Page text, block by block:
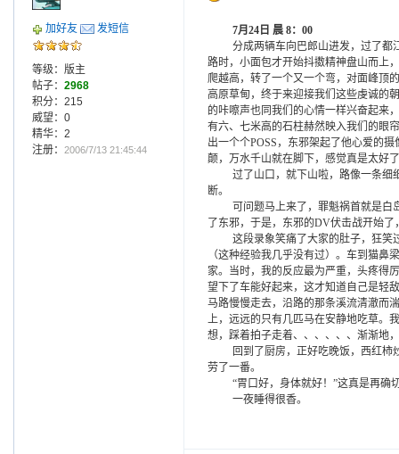
加好友 发短信
等级：版主
帖子： 2968
积分：215
威望：0
精华：2
注册： 2006/7/13 21:45:44
7月 24 日 晨 8： 00
分成两辆车向巴郎山进发，过了都
路时，小面包才开始抖擞精神盘山而上
爬越高，转了一个又一个弯，对面峰顶
高原草甸，终于来迎接我们这些虔诚的
的咔嚓声也同我们的心情一样兴奋起来
有六、七米高的石柱赫然映入我们的眼
出一个个POSS ，东邪架起了他心爱的
颠，万水千山就在脚下，感觉真是太好
过了山口，就下山啦，路像一条细
断。
可问题马上来了，罪魁祸首就是
了东邪，于是，东邪的DV伏击战开始了
这段录象笑痛了大家的肚子，狂笑
（这种经验我几乎没有过）。车到猫
家。当时，我的反应最为严重，头疼得
望下了车能好起来，这才知道自己是轻
马路慢慢走去，沿路的那条溪流清澈而
上，远远的只有几匹马在安静地吃草。
想，踩着拍子走着、、、、、、渐渐地
回到了厨房，正好吃晚饭，西红
劳了一番。
“胃口好，身体就好！”这真是再确
一夜睡得很香。